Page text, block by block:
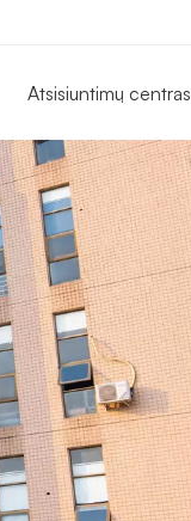
Atsisiuntimų centras